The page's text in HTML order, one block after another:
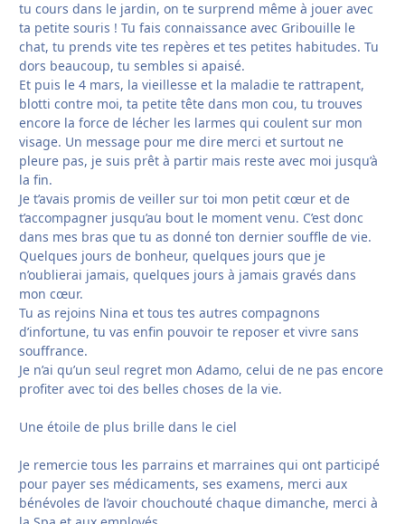
tu cours dans le jardin, on te surprend même à jouer avec
ta petite souris ! Tu fais connaissance avec Gribouille le
chat, tu prends vite tes repères et tes petites habitudes. Tu
dors beaucoup, tu sembles si apaisé.
Et puis le 4 mars, la vieillesse et la maladie te rattrapent,
blotti contre moi, ta petite tête dans mon cou, tu trouves
encore la force de lécher les larmes qui coulent sur mon
visage. Un message pour me dire merci et surtout ne
pleure pas, je suis prêt à partir mais reste avec moi jusqu’à
la fin.
Je t’avais promis de veiller sur toi mon petit cœur et de
t’accompagner jusqu’au bout le moment venu. C’est donc
dans mes bras que tu as donné ton dernier souffle de vie.
Quelques jours de bonheur, quelques jours que je
n’oublierai jamais, quelques jours à jamais gravés dans
mon cœur.
Tu as rejoins Nina et tous tes autres compagnons
d’infortune, tu vas enfin pouvoir te reposer et vivre sans
souffrance.
Je n’ai qu’un seul regret mon Adamo, celui de ne pas encore
profiter avec toi des belles choses de la vie.
Une étoile de plus brille dans le ciel
Je remercie tous les parrains et marraines qui ont participé
pour payer ses médicaments, ses examens, merci aux
bénévoles de l’avoir chouchouté chaque dimanche, merci à